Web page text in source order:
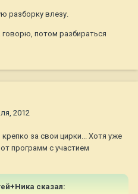
разборку влезу.
говорю, потом разбираться
2012
за свои цирки... Хотя уже
программ с участием
сказал: